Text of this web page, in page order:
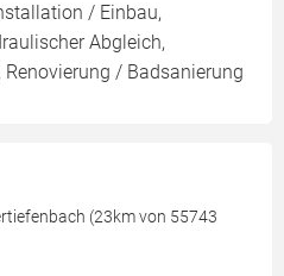
/ Einbau,
Abgleich,
/ Badsanierung
(23km von 55743